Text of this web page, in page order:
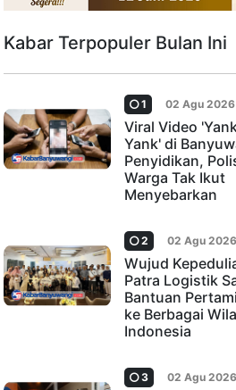
Kabar Terpopuler Bulan Ini
1 02 Agu 2026
Viral Video
Yank' di
Penyidikan,
Warga Tak Ikut
Menyebarkan
2 02 Agu 2026
Wujud
Patra Logistik
Bantuan
ke Berbagai
Indonesia
3 02 Agu 2026